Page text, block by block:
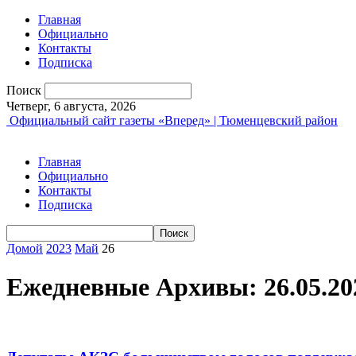
Главная
Официально
Контакты
Подписка
Поиск
Четверг, 6 августа, 2026
Официальный сайт газеты «Вперед» | Тюменцевский район
Главная
Официально
Контакты
Подписка
Домой 2023 Май 26
Ежедневные Архивы: